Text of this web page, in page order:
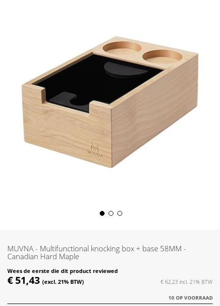
MUVNA - Multifunctional knocking box + base 58MM -
Canadian Hard Maple
Wees de eerste die dit product reviewed
€ 51,43 € 62,23
10 OP VOORRAAD
the
beginning
the
images